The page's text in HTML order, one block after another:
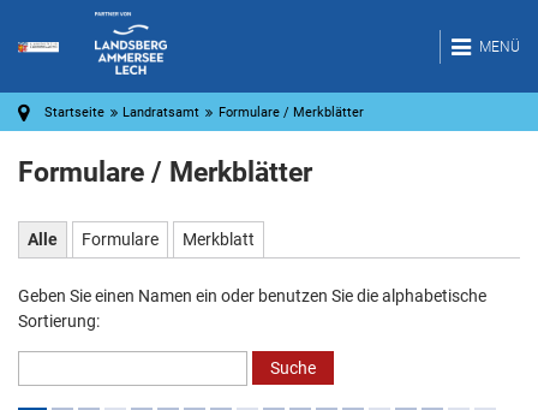
MENÜ
Startseite Landratsamt Formulare / Merkblätter
Formulare / Merkblätter
Alle Formulare Merkblatt
Geben Sie einen Namen ein oder benutzen Sie die alphabetische
Sortierung: